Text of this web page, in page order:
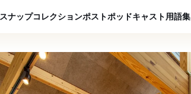
スナップコレクションポストポッドキャスト用語集